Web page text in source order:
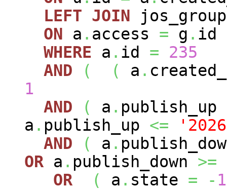
LEFT JOIN
ON a . access = g . id
WHERE a . id =
235
AND
( ( a .
1
AND
( a . publish_up
a . publish_up <=
AND
( a .
OR a . publish_down >=
OR
( a . state = - 1